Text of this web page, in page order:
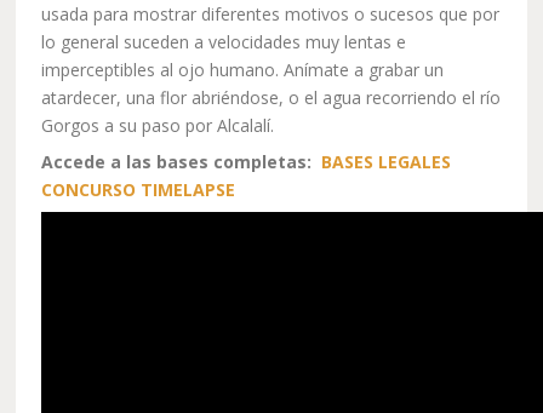
usada para mostrar diferentes motivos o sucesos que por
lo general suceden a velocidades muy lentas e
imperceptibles al ojo humano. Anímate a grabar un
atardecer, una flor abriéndose, o el agua recorriendo el río
Gorgos a su paso por Alcalalí.
Accede a las bases completas: BASES LEGALES
CONCURSO TIMELAPSE